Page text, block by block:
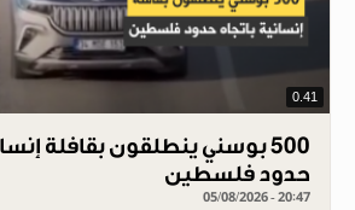
0.41
500 بوسني ينطلقون بقافلة
حدود فلسطين
05/08/2026 - 20:47